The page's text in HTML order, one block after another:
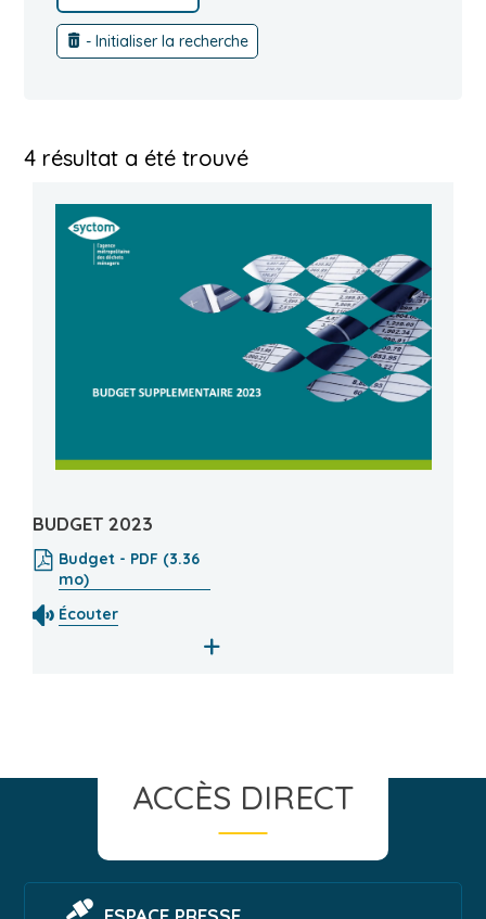
- Initialiser la recherche
4 résultat a été trouvé
BUDGET 2023
Budget - PDF (3.36
mo)
Écouter
+
ACCÈS DIRECT